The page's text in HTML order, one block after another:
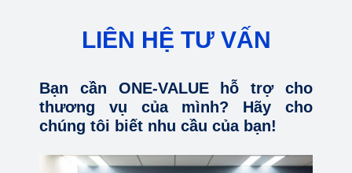
LIÊN HỆ TƯ VẤN
Bạn cần ONE-VALUE hỗ trợ cho
thương vụ của mình? Hãy cho
chúng tôi biết nhu cầu của bạn!